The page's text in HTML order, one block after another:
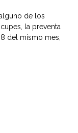
de los
la preventa
del mismo mes,